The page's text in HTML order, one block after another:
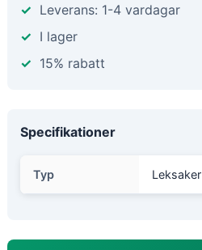
Leverans: 1-4 vardagar
I lager
15% rabatt
Specifikationer
Typ Leksaker